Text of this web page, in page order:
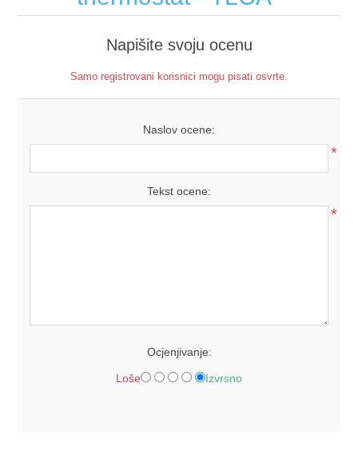
Napišite svoju ocenu
Samo registrovani korisnici mogu pisati osvrte.
Naslov ocene:
*
Tekst ocene:
*
Ocjenjivanje:
Loše Izvrsno